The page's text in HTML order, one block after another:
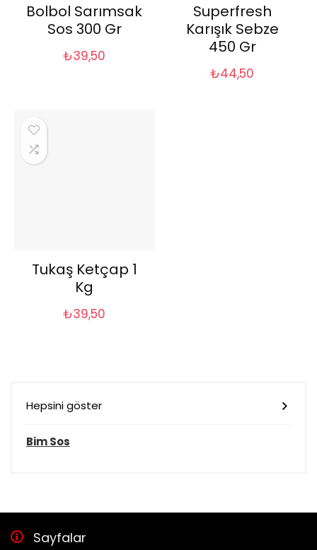
Bolbol Sarımsak
Sos 300 Gr
₺39,50
Superfresh
Karışık Sebze
450 Gr
₺44,50
Tukaş Ketçap 1
Kg
₺39,50
Hepsini göster
Bim Sos
Sayfalar